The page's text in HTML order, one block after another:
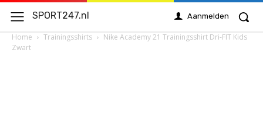
SPORT247.nl Aanmelden
Home Trainingsshirts
Nike Academy 21 Trainingsshirt Dri-FIT Kids
Zwart